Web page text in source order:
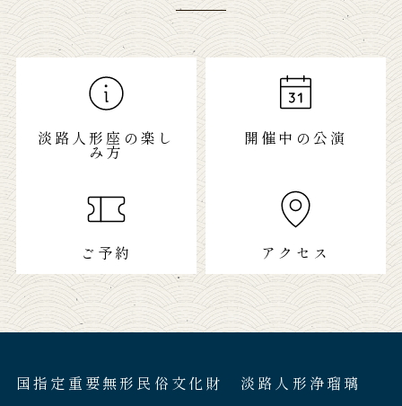
淡路人形座の楽し
み方
開催中の公演
ご予約 アクセス
国指定重要無形民俗文化財 淡路人形浄瑠璃